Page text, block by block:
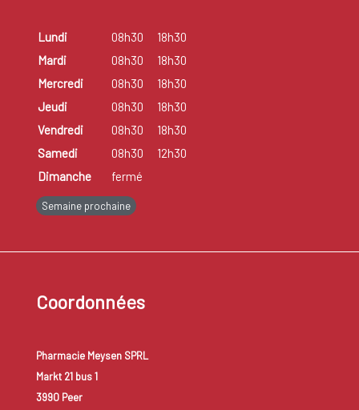
Lundi 08h30
18h30
Mardi
08h30
18h30
Mercredi
08h30
18h30
Jeudi
08h30
18h30
Vendredi
08h30
18h30
Samedi
08h30
12h30
Dimanche
fermé
Semaine prochaine
Coordonnées
Pharmacie Meysen SPRL
Markt 21 bus 1
3990 Peer